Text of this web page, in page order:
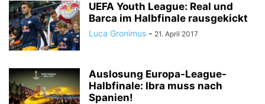
UEFA Youth League: Real und
Barca im Halbfinale rausgekickt
Luca Gronimus - 21. April 2017
Auslosung Europa-League-
Halbfinale: Ibra muss nach
Spanien!